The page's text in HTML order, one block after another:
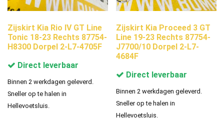
Zijskirt Kia Rio IV GT Line
Tonic 18-23 Rechts 87754-
H8300 Dorpel 2-L7-4705F
Direct leverbaar
Binnen 2 werkdagen geleverd.
Sneller op te halen in
Hellevoetsluis.
Zijskirt Kia Proceed 3 GT
Line 19-23 Rechts 87754-
J7700/10 Dorpel 2-L7-
4684F
Direct leverbaar
Binnen 2 werkdagen geleverd.
Sneller op te halen in
Hellevoetsluis.